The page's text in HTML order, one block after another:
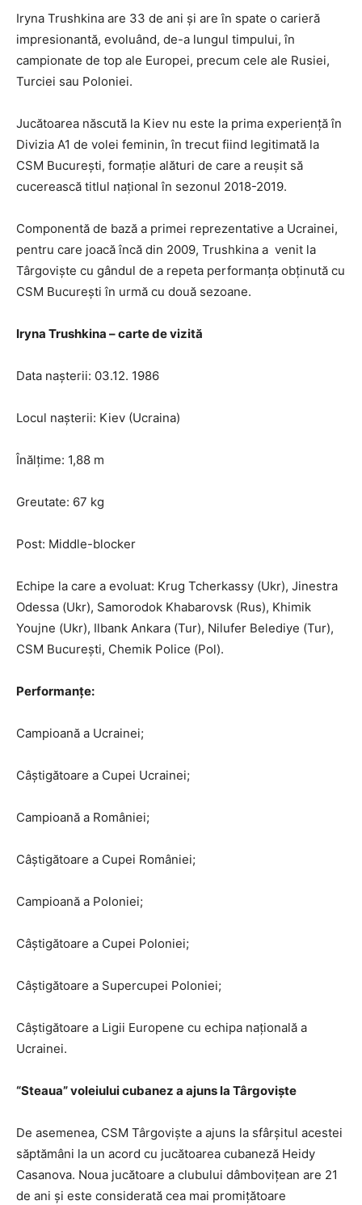
Iryna Trushkina are 33 de ani și are în spate o carieră
impresionantă, evoluând, de-a lungul timpului, în
campionate de top ale Europei, precum cele ale Rusiei,
Turciei sau Poloniei.
Jucătoarea născută la Kiev nu este la prima experiență în
Divizia A1 de volei feminin, în trecut fiind legitimată la
CSM București, formație alături de care a reușit să
cucerească titlul național în sezonul 2018-2019.
Componentă de bază a primei reprezentative a Ucrainei,
pentru care joacă încă din 2009, Trushkina a venit la
Târgoviște cu gândul de a repeta performanța obținută cu
CSM București în urmă cu două sezoane.
Iryna Trushkina – carte de vizită
Data nașterii: 03.12. 1986
Locul nașterii: Kiev (Ucraina)
Înălțime: 1,88 m
Greutate: 67 kg
Post: Middle-blocker
Echipe la care a evoluat: Krug Tcherkassy (Ukr), Jinestra
Odessa (Ukr), Samorodok Khabarovsk (Rus), Khimik
Youjne (Ukr), Ilbank Ankara (Tur), Nilufer Belediye (Tur),
CSM București, Chemik Police (Pol).
Performanțe:
Campioană a Ucrainei;
Câștigătoare a Cupei Ucrainei;
Campioană a României;
Câștigătoare a Cupei României;
Campioană a Poloniei;
Câștigătoare a Cupei Poloniei;
Câștigătoare a Supercupei Poloniei;
Câștigătoare a Ligii Europene cu echipa națională a
Ucrainei.
“Steaua” voleiului cubanez a ajuns la Târgoviște
De asemenea, CSM Târgoviște a ajuns la sfârșitul acestei
săptămâni la un acord cu jucătoarea cubaneză Heidy
Casanova. Noua jucătoare a clubului dâmbovițean are 21
de ani și este considerată cea mai promițătoare